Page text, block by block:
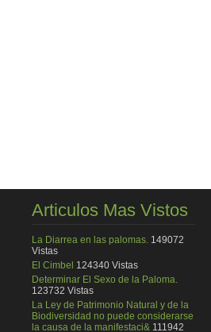
Articulos Mas Vistos
La Diarrea en las palomas. 149072
Vistas
El Cimbel 124340 Vistas
Determinar El Sexo de la Paloma.
123732 Vistas
La Ley de Patrimonio Natural y de la
Biodiversidad no puede considerarse
la causa de la manifestaci& 111942